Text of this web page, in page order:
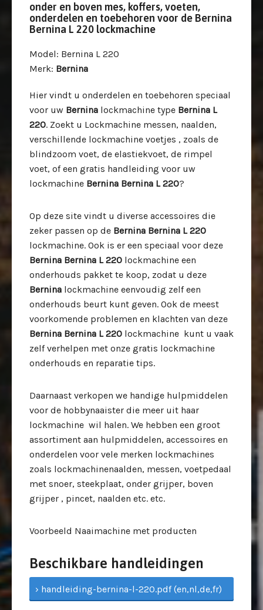
onder en boven mes, koffers, voeten,
onderdelen en toebehoren voor de Bernina
Bernina L 220 lockmachine
Model: Bernina L 220
Merk: Bernina
Hier vindt u onderdelen en toebehoren speciaal
voor uw Bernina lockmachine type Bernina L
220. Zoekt u Lockmachine messen, naalden,
verschillende lockmachine voetjes , zoals de
blindzoom voet, de elastiekvoet, de rimpel
voet, of een gratis handleiding voor uw
lockmachine Bernina Bernina L 220?
Op deze site vindt u diverse accessoires die
zeker passen op de Bernina Bernina L 220
lockmachine. Ook is er een speciaal voor deze
Bernina Bernina L 220 lockmachine een
onderhouds pakket te koop, zodat u deze
Bernina lockmachine eenvoudig zelf een
onderhouds beurt kunt geven. Ook de meest
voorkomende problemen en klachten van deze
Bernina Bernina L 220 lockmachine kunt u vaak
zelf verhelpen met onze gratis lockmachine
onderhouds en reparatie tips.
Daarnaast verkopen we handige hulpmiddelen
voor de hobbynaaister die meer uit haar
lockmachine wil halen. We hebben een groot
assortiment aan hulpmiddelen, accessoires en
onderdelen voor vele merken lockmachines
zoals lockmachinenaalden, messen, voetpedaal
met snoer, steekplaat, onder grijper, boven
grijper , pincet, naalden etc. etc.
Voorbeeld Naaimachine met producten
Beschikbare handleidingen
› handleiding-bernina-l-220.pdf (en,nl,de,fr)